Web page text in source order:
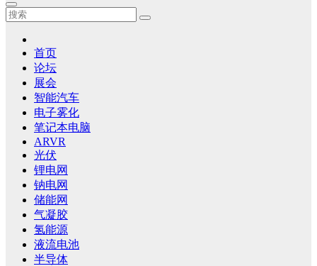
首页
论坛
展会
智能汽车
电子雾化
笔记本电脑
ARVR
光伏
锂电网
钠电网
储能网
气凝胶
氢能源
液流电池
半导体